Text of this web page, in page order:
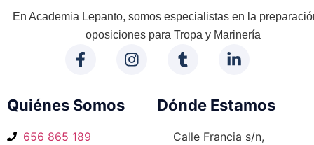
En Academia Lepanto, somos especialistas en la
oposiciones para Tropa y Marinería
Quiénes Somos
656 865 189
Dónde Estamos
Calle Francia s/n,